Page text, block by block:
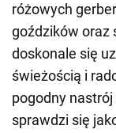
różowych
goździków oraz
doskonale się
świeżością i
pogodny
sprawdzi się